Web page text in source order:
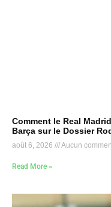
Comment le Real
Barça sur le Dossier
août 6, 2026 Aucun
Read More »